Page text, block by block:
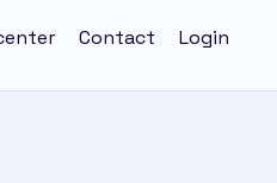
Contact Login